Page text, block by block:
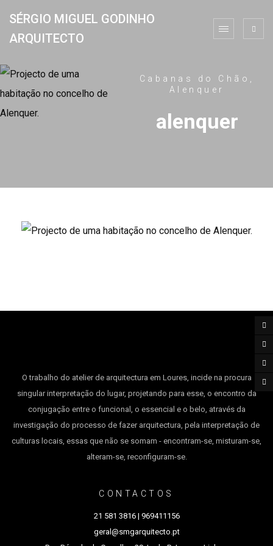
SÉRGIO MIGUEL GODINHO
ARQUITECTO
Cabanas do Chão,
Alenquer
alenquer
O trabalho do atelier de arquitectura em Loures, incide na procura
singular interpretação do lugar, projetando para esse, o encontro da
conjugação entre o funcional, o essencial e o belo, através da
investigação do processo de fazer arquitectura, pela interpretação de
culturas locais, essas que não se somam - encontram-se, misturam-se,
alteram-se, reconfiguram-se.
CONTACTOS
21 581 3816 | 969411156
geral@smgarquitecto.pt